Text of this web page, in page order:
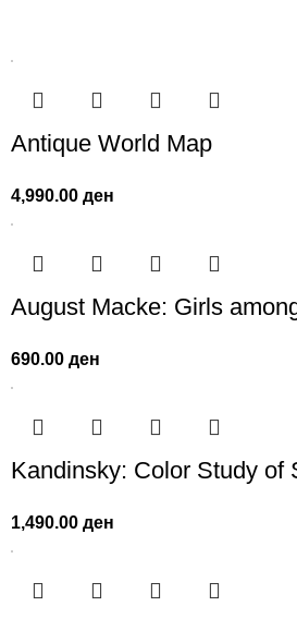
Antique World Map
4,990.00ден
August Macke: Girls
690.00ден
Kandinsky: Color Study of
1,490.00ден